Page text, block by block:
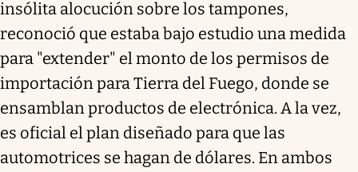
insólita alocución sobre los tampones,
reconoció que estaba bajo estudio una medida
para "extender" el monto de los permisos de
importación para Tierra del Fuego, donde se
ensamblan productos de electrónica. A la vez,
es oficial el plan diseñado para que las
automotrices se hagan de dólares. En ambos